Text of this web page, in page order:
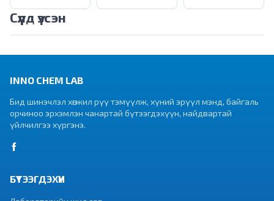
Сүүлд үзсэн
INNO CHEM LAB
Бид шинэчлэл хөгжил рүү тэмүүлж, хүний эрүүл мэнд, байгаль
орчиноо эрхэмлэн чанартай бүтээгдэхүүн, найдвартай
үйлчилгээ хүргэнэ.
БҮТЭЭГДЭХҮҮН